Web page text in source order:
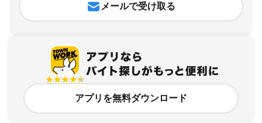
メールで受け取る
アプリを無料ダウンロード